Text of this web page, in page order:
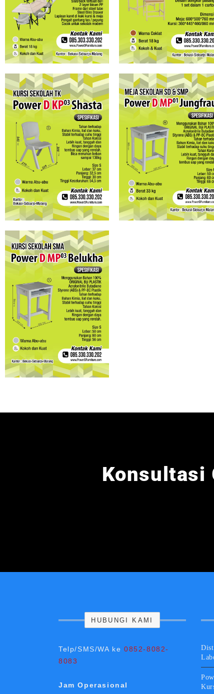
Konsultasi
HUBUNGI KAMI
Telp/SMS/WA ke 0852-8082-
8083
Jam Operasional